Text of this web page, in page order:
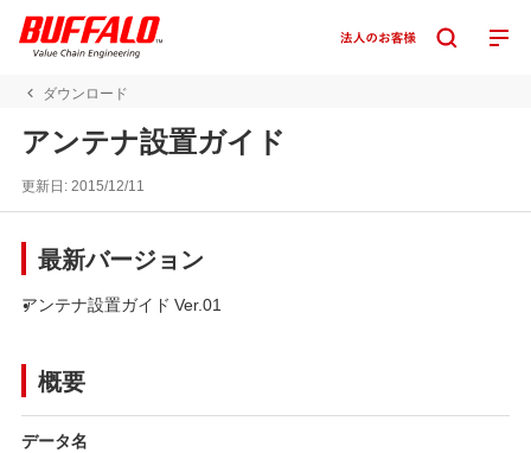
ダウンロード
アンテナ設置ガイド
更新日:2015/12/11
最新バージョン
アンテナ設置ガイド Ver.01
概要
データ名